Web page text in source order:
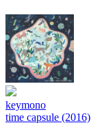
keymono
time capsule (2016)